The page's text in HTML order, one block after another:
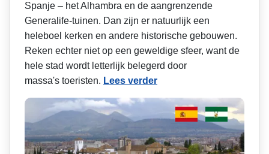
Spanje – het Alhambra en de aangrenzende
Generalife-tuinen. Dan zijn er natuurlijk een
heleboel kerken en andere historische gebouwen.
Reken echter niet op een geweldige sfeer, want de
hele stad wordt letterlijk belegerd door
massa's toeristen. Lees verder